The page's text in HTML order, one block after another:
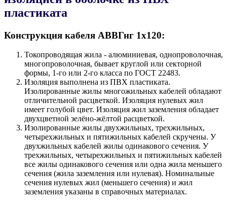
пластиката
Конструкция кабеля АВВГнг 1х120:
Токопроводящая жила - алюминиевая, однопроволочная,
многопроволочная, бывает круглой или секторной
формы, 1-го или 2-го класса по ГОСТ 22483.
Изоляция выполнена из ПВХ пластиката.
Изолированные жилы многожильных кабелей обладают
отличительной расцветкой. Изоляция нулевых жил
имеет голубой цвет. Изоляция жил заземления обладает
двухцветной зелёно-жёлтой расцветкой.
Изолированные жилы двухжильных, трехжильных,
четырехжильных и пятижильных кабелей скручены. У
двухжильных кабелей жилы одинакового сечения. У
трехжильных, четырехжильных и пятижильных кабелей
все жилы одинакового сечения или одна жила меньшего
сечения (жила заземления или нулевая). Номинальные
сечения нулевых жил (меньшего сечения) и жил
заземления указаны в справочных материалах.